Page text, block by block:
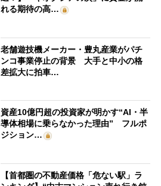
れる期待の高…
老舗遊技機メーカー・豊丸産業がパチ
ンコ事業停止の背景 大手と中小の格
差拡大に拍車…
資産10億円超の投資家が明かす“AI・半
導体相場に乗らなかった理由” フルポ
ジション…
【首都圏の不動産価格「危ない駅」ラ